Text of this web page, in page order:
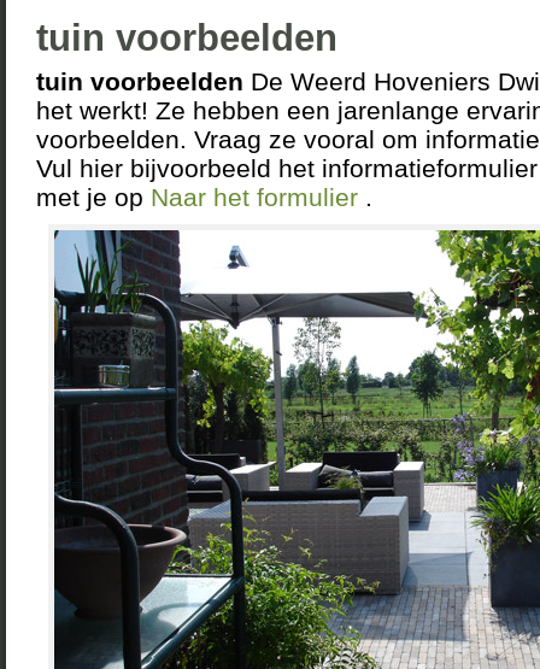
tuin voorbeelden
tuin voorbeelden De Weerd Hoveniers
het werkt! Ze hebben een jarenlange
voorbeelden. Vraag ze vooral om
Vul hier bijvoorbeeld het
met je op Naar het formulier